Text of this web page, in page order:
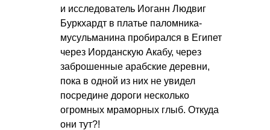
и исследователь Иоганн Людвиг
Буркхардт в платье паломника-
мусульманина пробирался в Египет
через Иорданскую Акабу, через
заброшенные арабские деревни,
пока в одной из них не увидел
посредине дороги несколько
огромных мраморных глыб. Откуда
они тут?!